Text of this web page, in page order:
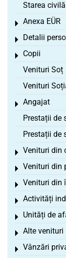
Starea civilă
Anexa EÜR
Toggle menu
Detalii
Toggle menu
Copii
Toggle menu
Venituri Soț
Venituri
Angajat
Toggle menu
Prestații de
Prestații de
Venituri din
Toggle menu
Venituri din
Toggle menu
Venituri din
Toggle menu
Activități
Toggle menu
Unități de
Toggle menu
Alte venituri
Toggle menu
Vânzări
Toggle menu